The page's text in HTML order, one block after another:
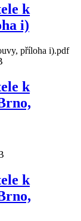
k
i)
příloha i).pdf
k
k